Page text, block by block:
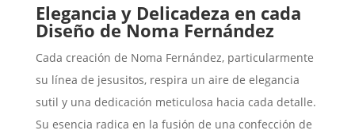
Elegancia y Delicadeza en cada
Diseño de Noma Fernández
Cada creación de Noma Fernández, particularmente
su línea de jesusitos, respira un aire de elegancia
sutil y una dedicación meticulosa hacia cada detalle.
Su esencia radica en la fusión de una confección de